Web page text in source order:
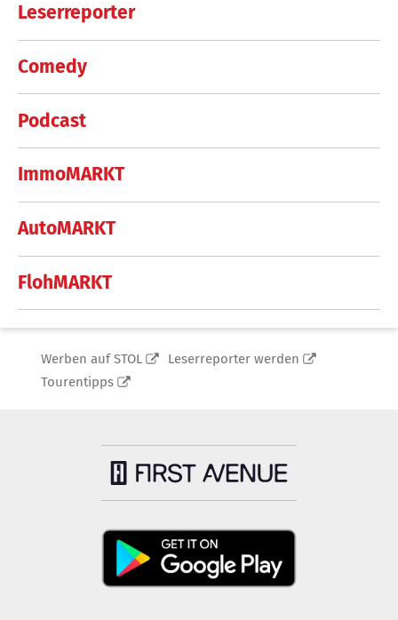
Leserreporter
Comedy
Podcast
ImmoMARKT
AutoMARKT
FlohMARKT
Werben auf STOL
Leserreporter werden
Tourentipps